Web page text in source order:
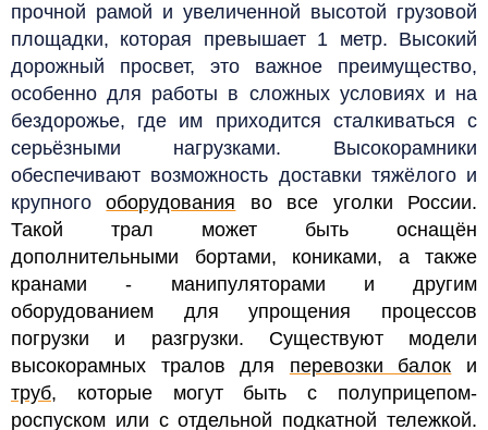
прочной рамой и увеличенной высотой грузовой
площадки, которая превышает 1 метр. Высокий
дорожный просвет, это важное преимущество,
особенно для работы в сложных условиях и на
бездорожье, где им приходится сталкиваться с
серьёзными нагрузками. Высокорамники
обеспечивают возможность доставки тяжёлого и
крупногооборудования во все уголки России.
Такой трал может быть оснащён
дополнительными бортами, кониками, а также
кранами - манипуляторами и другим
оборудованием для упрощения процессов
погрузки и разгрузки. Существуют модели
высокорамных тралов для перевозки балок и
труб, которые могут быть с полуприцепом-
роспуском или с отдельной подкатной тележкой.